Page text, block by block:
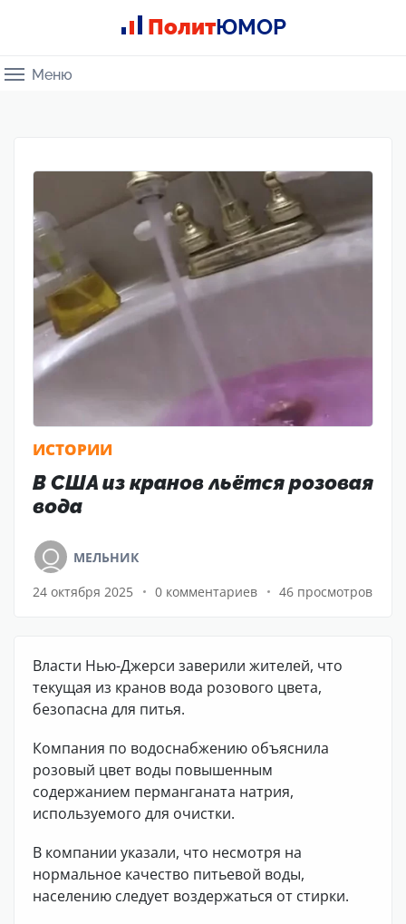
ПолитЮМОР
Меню
ИСТОРИИ
В США из кранов льётся розовая
вода
МЕЛЬНИК
24 октября 2025
0 комментариев 46 просмотров
Власти Нью-Джерси заверили жителей, что
текущая из кранов вода розового цвета,
безопасна для питья.
Компания по водоснабжению объяснила
розовый цвет воды повышенным
содержанием перманганата натрия,
используемого для очистки.
В компании указали, что несмотря на
нормальное качество питьевой воды,
населению следует воздержаться от стирки.